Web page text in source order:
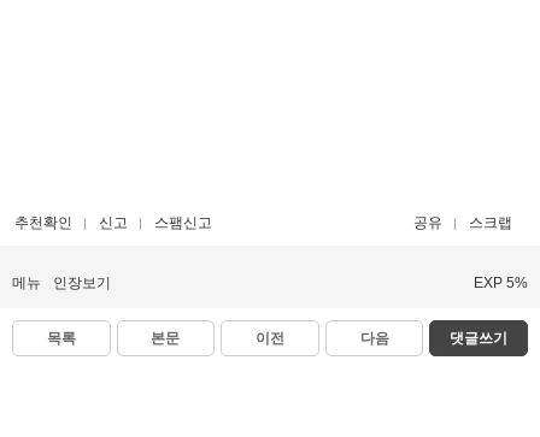
추천확인 신고 스팸신고 공유 스크랩
메뉴 인장보기 EXP 5%
목록 본문 이전 다음 댓글쓰기